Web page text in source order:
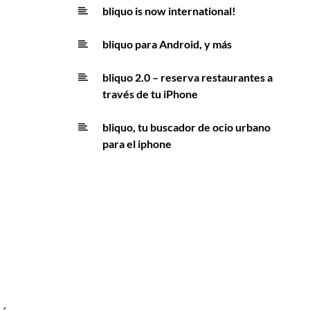
bliquo is now international!
bliquo para Android, y más
bliquo 2.0 – reserva restaurantes a
través de tu iPhone
bliquo, tu buscador de ocio urbano
para el iphone